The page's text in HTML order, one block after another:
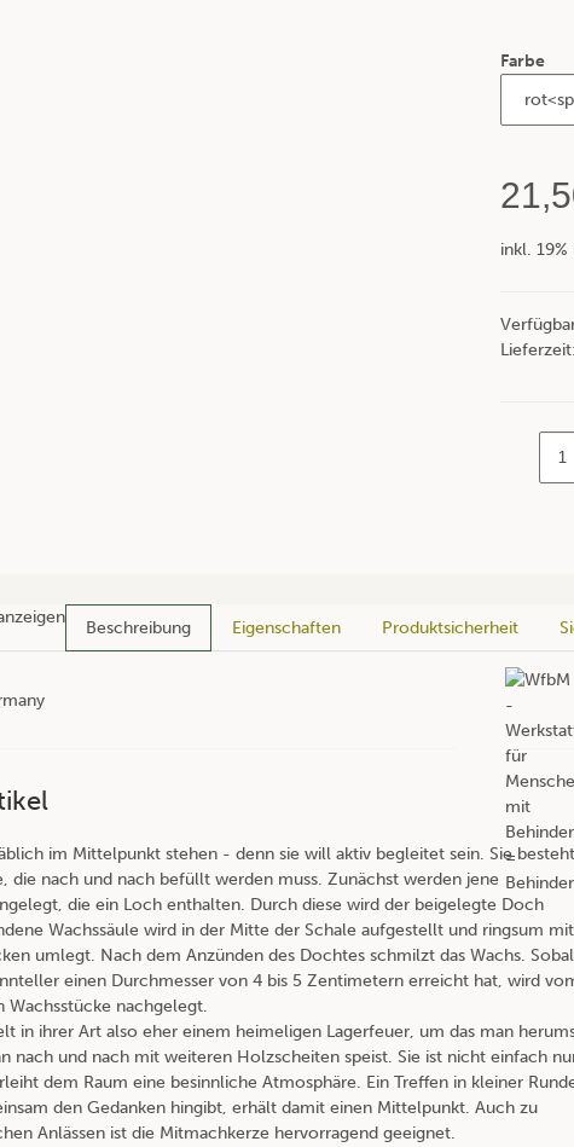
Farbe
inkl. 19%
Lieferzeit:
Beschreibung Eigenschaften Produktsicherheit
im Mittelpunkt stehen - denn sie will aktiv begleitet sein. Sie besteht
die nach und nach befüllt werden muss. Zunächst werden jene
die ein Loch enthalten. Durch diese wird der beigelegte Doch
Wachssäule wird in der Mitte der Schale aufgestellt und ringsum mit
umlegt. Nach dem Anzünden des Dochtes schmilzt das Wachs.
einen Durchmesser von 4 bis 5 Zentimetern erreicht hat, wird
Wachsstücke nachgelegt.
in ihrer Art also eher einem heimeligen Lagerfeuer, um das man
nach und nach mit weiteren Holzscheiten speist. Sie ist nicht einfach
dem Raum eine besinnliche Atmosphäre. Ein Treffen in kleiner
den Gedanken hingibt, erhält damit einen Mittelpunkt. Auch zu
Anlässen ist die Mitmachkerze hervorragend geeignet.